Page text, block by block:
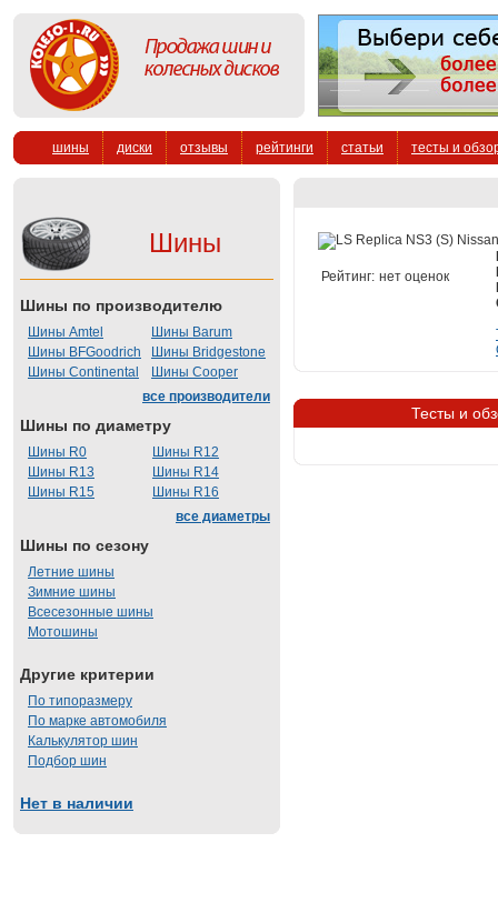
шины диски отзывы рейтинги статьи тесты и
Шины
Шины по производителю
Шины Amtel
Шины Barum
Шины BFGoodrich
Шины Bridgestone
Шины Continental
Шины Cooper
все производители
Шины по диаметру
Шины R0
Шины R12
Шины R13
Шины R14
Шины R15
Шины R16
все диаметры
Шины по сезону
Летние шины
Зимние шины
Всесезонные шины
Мотошины
Другие критерии
По типоразмеру
По марке автомобиля
Калькулятор шин
Подбор шин
Нет в наличии
Рейтинг: нет оценок
Тесты и